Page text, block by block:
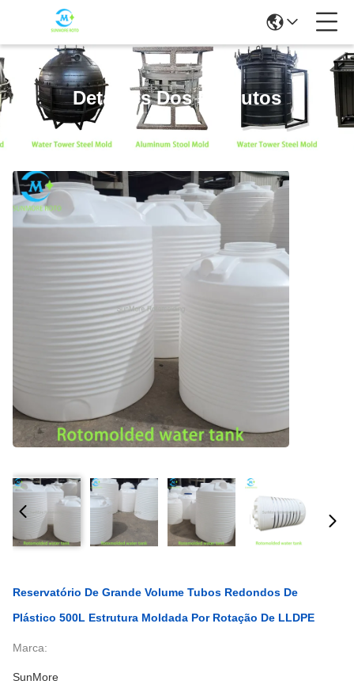
Detalhes Dos Produtos
Reservatório De Grande Volume Tubos Redondos De
Plástico 500L Estrutura Moldada Por Rotação De LLDPE
Marca:
SunMore